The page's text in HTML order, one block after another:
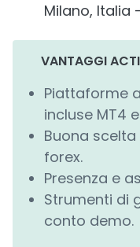
Milano, Italia
VANTAGGI
Piattaforme
incluse MT4
Buona scelta
forex.
Presenza e
Strumenti di
conto demo.